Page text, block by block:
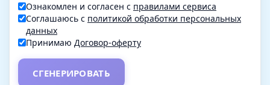
Ознакомлен и согласен с правилами сервиса
Соглашаюсь с политикой обработки персональных
данных
Принимаю Договор-оферту
СГЕНЕРИРОВАТЬ